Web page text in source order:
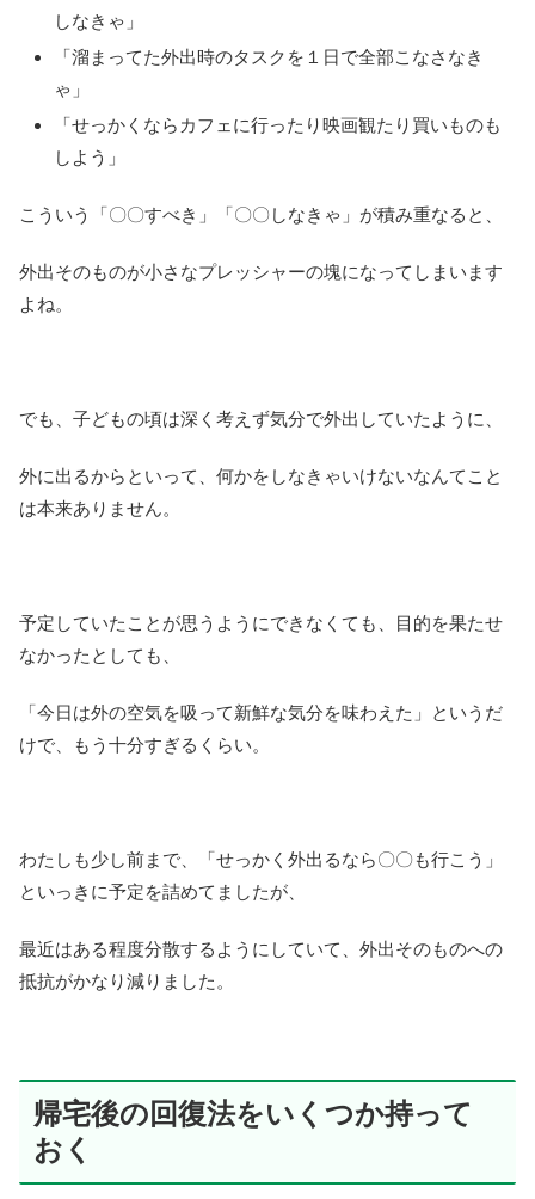
しなきゃ」
「溜まってた外出時のタスクを１日で全部こなさなき
ゃ」
「せっかくならカフェに行ったり映画観たり買いものも
しよう」
こういう「〇〇すべき」「〇〇しなきゃ」が積み重なると、
外出そのものが小さなプレッシャーの塊になってしまいます
よね。
でも、子どもの頃は深く考えず気分で外出していたように、
外に出るからといって、何かをしなきゃいけないなんてこと
は本来ありません。
予定していたことが思うようにできなくても、目的を果たせ
なかったとしても、
「今日は外の空気を吸って新鮮な気分を味わえた」というだ
けで、もう十分すぎるくらい。
わたしも少し前まで、「せっかく外出るなら〇〇も行こう」
といっきに予定を詰めてましたが、
最近はある程度分散するようにしていて、外出そのものへの
抵抗がかなり減りました。
帰宅後の回復法をいくつか持って
おく